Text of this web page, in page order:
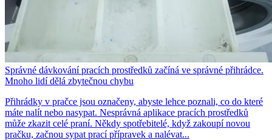
Správné dávkování pracích prostředků začíná ve správné přihrádce.
Mnoho lidí dělá zbytečnou chybu
Přihrádky v pračce jsou označeny, abyste lehce poznali, co do které
máte nalít nebo nasypat. Nesprávná aplikace pracích prostředků
může zkazit celé praní. Někdy spotřebitelé, když zakoupí novou
pračku, začnou sypat prací přípravek a nalévat...